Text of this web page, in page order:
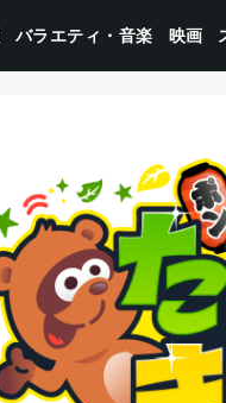
バラエティ・音楽 映画